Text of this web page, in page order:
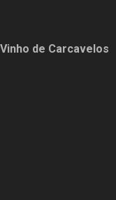
de Carcavelos